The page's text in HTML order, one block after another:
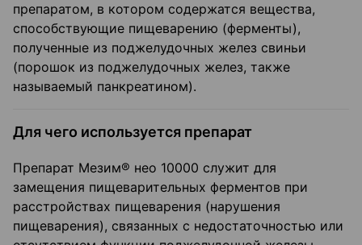
препаратом, в котором содержатся вещества,
способствующие пищеварению (ферменты),
полученные из поджелудочных желез свиньи
(порошок из поджелудочных желез, также
называемый панкреатином).
Для чего используется препарат
Препарат Мезим® нео 10000 служит для
замещения пищеварительных ферментов при
расстройствах пищеварения (нарушения
пищеварения), связанных с недостаточностью или